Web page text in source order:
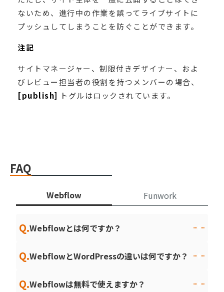
ないため、進行中の作業を誤ってライブサイトに
プッシュしてしまうことを防ぐことができます。
注記
サイトマネージャー、制限付きデザイナー、およ
びレビュー担当者の役割を持つメンバーの場合、
[publish] トグルはロックされています。
FAQ
Webflow Funwork
Q.Webflowとは何ですか？
Q.WebflowとWordPressの違いは何ですか？
Q.Webflowは無料で使えますか？